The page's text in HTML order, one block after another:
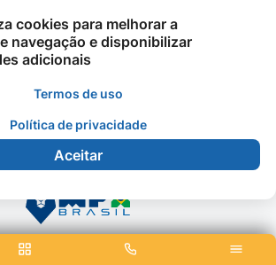
E-mails Institucionais
nº 119 Bairro Jardim Celeste -
Municipal de Cáceres - Todos os
direitos reservados
cookies para melhorar a
navegação e disponibilizar
adicionais
Termos de uso
Política de privacidade
Aceitar